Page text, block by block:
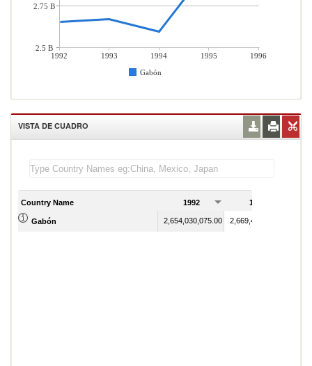
1992 1993 1994 1995
1996
Gabón
2.75 B
2.5 B
VISTA DE CUADRO
Country Name 1992 1993
Gabón 2,654,030,075.00 2,669,491,150.00